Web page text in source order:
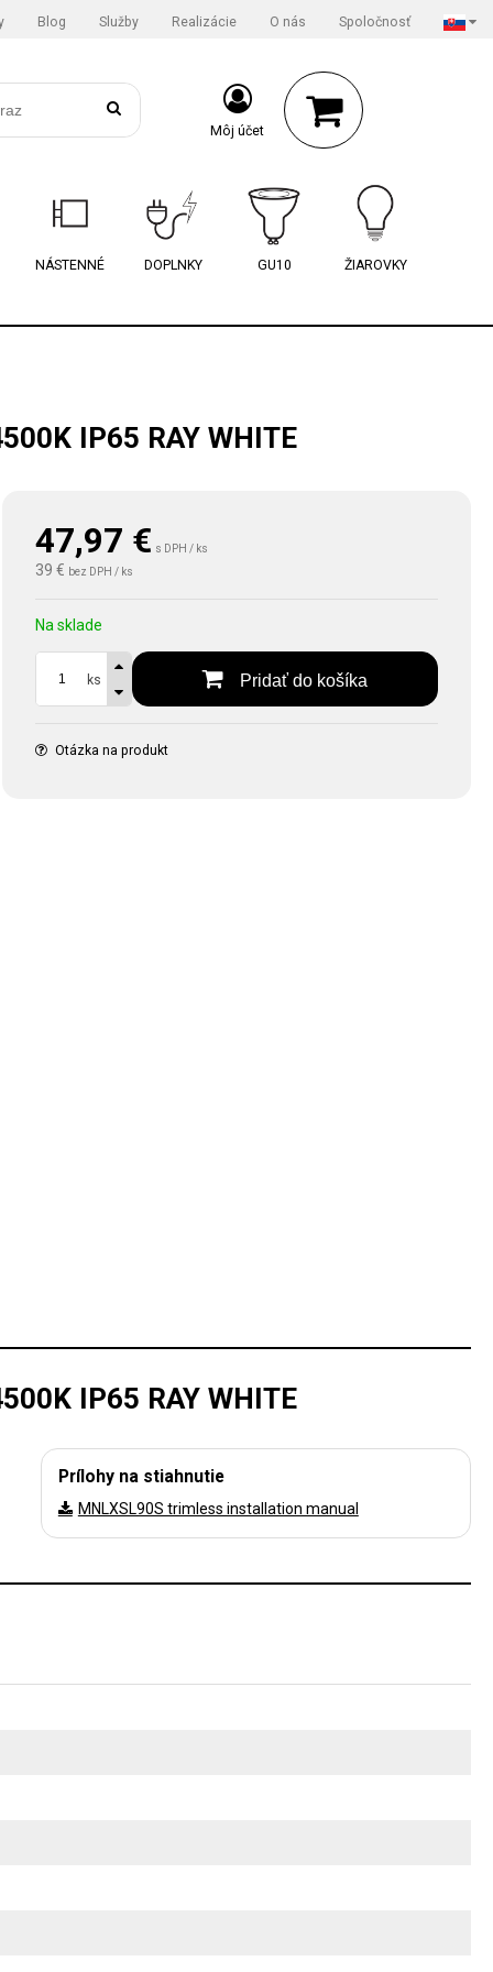
Blog Služby Realizácie O nás Spoločnosť
Môj účet
NÁSTENNÉ DOPLNKY GU10 ŽIAROVKY
IP65 RAY WHITE
47,97 € s DPH / ks
39 € bez DPH / ks
Na sklade
ks Pridať do košíka
Otázka na produkt
IP65 RAY WHITE
Prílohy na stiahnutie
MNLXSL90S trimless installation manual